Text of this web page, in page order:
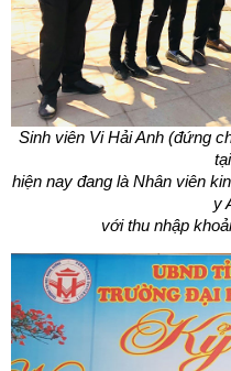
Sinh viên Vi Hải Anh (đứng
hiện nay đang là Nhân viên
y
với thu nhập